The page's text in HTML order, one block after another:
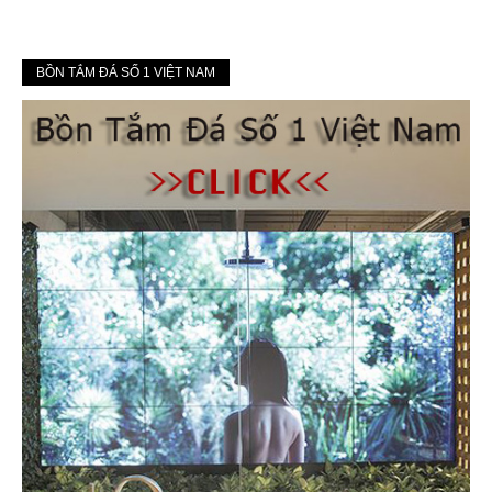
BỒN TẮM ĐÁ SỐ 1 VIỆT NAM